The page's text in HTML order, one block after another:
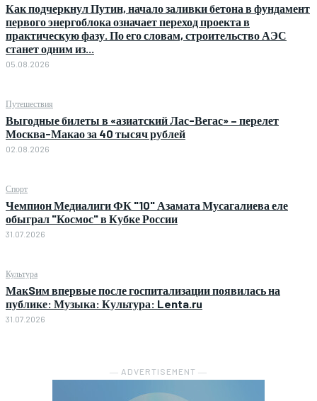
Как подчеркнул Путин, начало заливки бетона в фундамент
первого энергоблока означает переход проекта в
практическую фазу. По его словам, строительство АЭС
станет одним из...
05.08.2026
Путешествия
Выгодные билеты в «азиатский Лас-Вегас» – перелет
Москва-Макао за 40 тысяч рублей
02.08.2026
Спорт
Чемпион Медиалиги ФК "10" Азамата Мусагалиева еле
обыграл "Космос" в Кубке России
31.07.2026
Культура
МакSим впервые после госпитализации появилась на
публике: Музыка: Культура: Lenta.ru
31.07.2026
― ADVERTISEMENT ―